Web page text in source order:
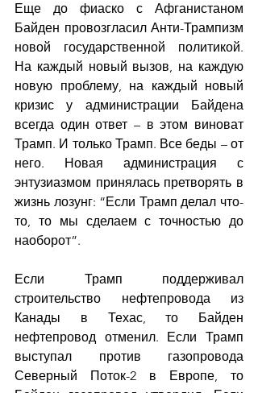
Еще до фиаско с Афганистаном
Байден провозгласил Анти-Трампизм
новой государственной политикой.
На каждый новый вызов, на каждую
новую проблему, на каждый новый
кризис у администрации Байдена
всегда один ответ – в этом виноват
Трамп. И только Трамп. Все беды – от
него. Новая администрация с
энтузиазмом принялась претворять в
жизнь лозунг: “Если Трамп делал что-
то, то мы сделаем с точностью до
наоборот”.
Если Трамп поддерживал
строительство нефтепровода из
Канады в Техас, то Байден
нефтепровод отменил. Если Трамп
выступал против газопровода
Северный Поток-2 в Европе, то